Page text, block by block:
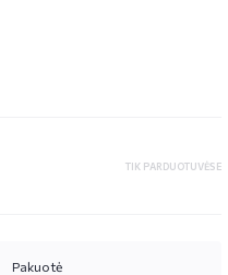
TIK PARDUOTUVĖSE
Pakuotė